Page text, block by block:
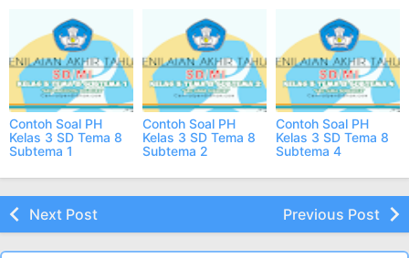
Contoh Soal PH
Kelas 3 SD Tema 8
Subtema 1
Contoh Soal PH
Kelas 3 SD Tema 8
Subtema 2
Contoh Soal PH
Kelas 3 SD Tema 8
Subtema 4
Next Post Previous Post